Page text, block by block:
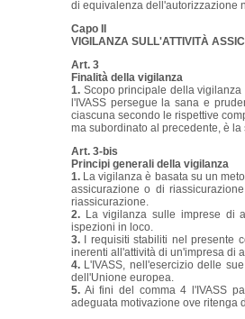
di equivalenza dell'autorizzazione
Capo II
VIGILANZA SULL'ATTIVITÀ
Art. 3
Finalità della vigilanza
1. Scopo principale della
l'IVASS persegue la sana e
ciascuna secondo le rispettive
ma subordinato al precedente, è
Art. 3-bis
Principi generali della vigilanza
1. La vigilanza è basata su un
assicurazione o di
riassicurazione.
2. La vigilanza sulle imprese di
ispezioni in loco.
3. I requisiti stabiliti nel presente
inerenti all'attività di un'impresa di
4. L'IVASS, nell'esercizio delle
dell'Unione europea.
5. Ai fini del comma 4 l'IVASS
adeguata motivazione ove ritenga